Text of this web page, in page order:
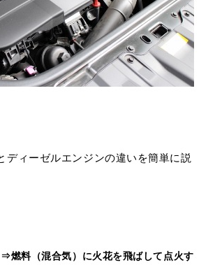
ディーゼルエンジンの違いを簡単に説
料（混合気）に火花を飛ばして点火す